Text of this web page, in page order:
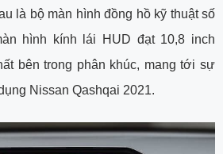
là bộ màn hình đồng hồ kỹ thuật số
hình kính lái HUD đạt 10,8 inch
bên trong phân khúc, mang tới sự
Nissan Qashqai 2021.